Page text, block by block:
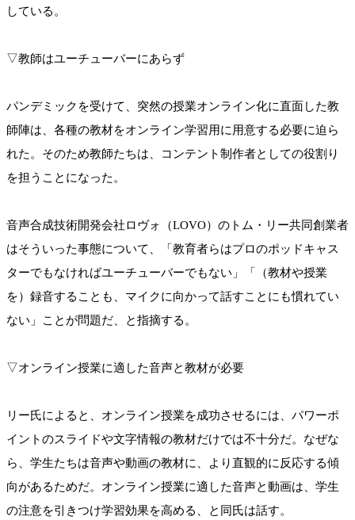
している。
▽教師はユーチューバーにあらず
パンデミックを受けて、突然の授業オンライン化に直面した教
師陣は、各種の教材をオンライン学習用に用意する必要に迫ら
れた。そのため教師たちは、コンテント制作者としての役割り
を担うことになった。
音声合成技術開発会社ロヴォ（LOVO）のトム・リー共同創業者
はそういった事態について、「教育者らはプロのポッドキャス
ターでもなければユーチューバーでもない」「（教材や授業
を）録音することも、マイクに向かって話すことにも慣れてい
ない」ことが問題だ、と指摘する。
▽オンライン授業に適した音声と教材が必要
リー氏によると、オンライン授業を成功させるには、パワーポ
イントのスライドや文字情報の教材だけでは不十分だ。なぜな
ら、学生たちは音声や動画の教材に、より直観的に反応する傾
向があるためだ。オンライン授業に適した音声と動画は、学生
の注意を引きつけ学習効果を高める、と同氏は話す。